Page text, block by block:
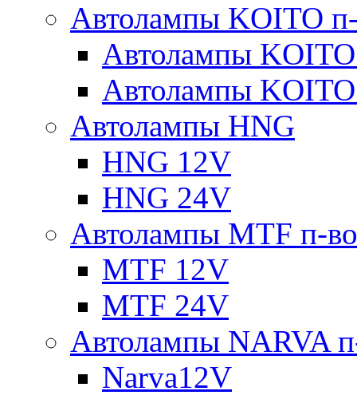
Автолампы KOITO
Автолампы
Автолампы
Автолампы HNG
HNG 12V
HNG 24V
Автолампы MTF п-
MTF 12V
MTF 24V
Автолампы NARVA
Narva12V